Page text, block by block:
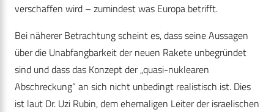
verschaffen wird – zumindest was Europa betrifft.
Bei näherer Betrachtung scheint es, dass seine Aussagen
über die Unabfangbarkeit der neuen Rakete unbegründet
sind und dass das Konzept der „quasi-nuklearen
Abschreckung“ an sich nicht unbedingt realistisch ist. Dies
ist laut Dr. Uzi Rubin, dem ehemaligen Leiter der israelischen